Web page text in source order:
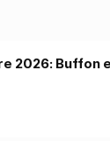
2026: Buffon